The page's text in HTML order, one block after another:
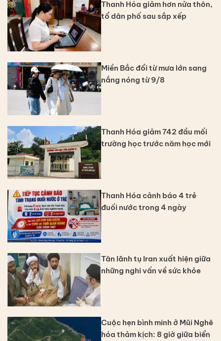
Thanh Hóa giảm hơn nửa thôn,
tổ dân phố sau sắp xếp
Miền Bắc đổi từ mưa lớn sang
nắng nóng từ 9/8
Thanh Hóa giảm 742 đầu mối
trường học trước năm học mới
Thanh Hóa cảnh báo 4 trẻ
đuối nước trong 4 ngày
Tân lãnh tụ Iran xuất hiện giữa
những nghi vấn về sức khỏe
Cuộc hẹn bình minh ở Mũi Nghê
hóa thảm kịch: 8 giờ giữa biển